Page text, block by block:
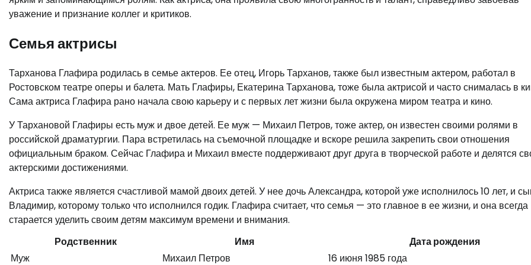
уважение и признание коллег и критиков.
Семья актрисы
Тарханова Глафира родилась в семье актеров. Ее отец, Игорь Тарханов, также был известным актером, работал в
Ростовском театре оперы и балета. Мать Глафиры, Екатерина Тарханова, тоже была актрисой и часто снималась в
Сама актриса Глафира рано начала свою карьеру и с первых лет жизни была окружена миром театра и кино.
У Тархановой Глафиры есть муж и двое детей. Ее муж — Михаил Петров, тоже актер, он известен своими ролями в
российской драматургии. Пара встретилась на съемочной площадке и вскоре решила закрепить свои отношения
официальным браком. Сейчас Глафира и Михаил вместе поддерживают друг друга в творческой работе и делятся
актерскими достижениями.
Актриса также является счастливой мамой двоих детей. У нее дочь Александра, которой уже исполнилось 10 лет, и
Владимир, которому только что исполнился годик. Глафира считает, что семья — это главное в ее жизни, и она всегда
старается уделить своим детям максимум времени и внимания.
Родственник
Имя
Дата рождения
Муж
Михаил Петров 16 июня 1985 года